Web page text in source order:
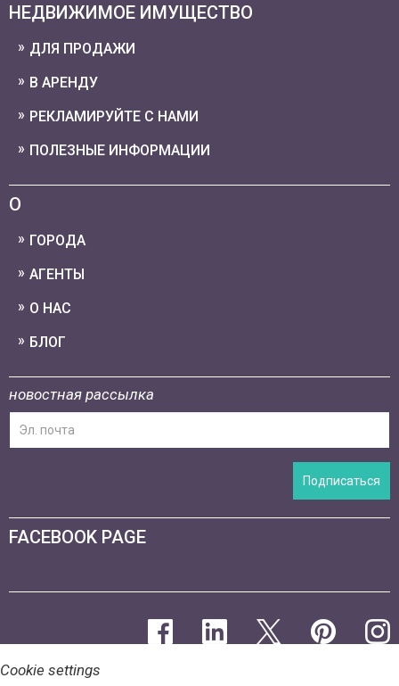
НЕДВИЖИМОЕ ИМУЩЕСТВО
ДЛЯ ПРОДАЖИ
В АРЕНДУ
РЕКЛАМИРУЙТЕ С НАМИ
ПОЛЕЗНЫЕ ИНФОРМАЦИИ
О
ГОРОДА
АГЕНТЫ
О НАС
БЛОГ
новостная рассылка
Подписаться
FACEBOOK PAGE
Cookie settings